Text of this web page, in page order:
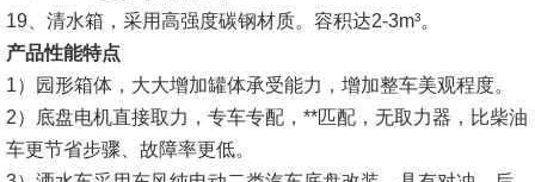
19、清水箱，采用高强度碳钢材质。容积达2-3m³。
产品性能特点
1）园形箱体，大大增加罐体承受能力，增加整车美观程度。
2）底盘电机直接取力，专车专配，**匹配，无取力器，比柴油
车更节省步骤、故障率更低。